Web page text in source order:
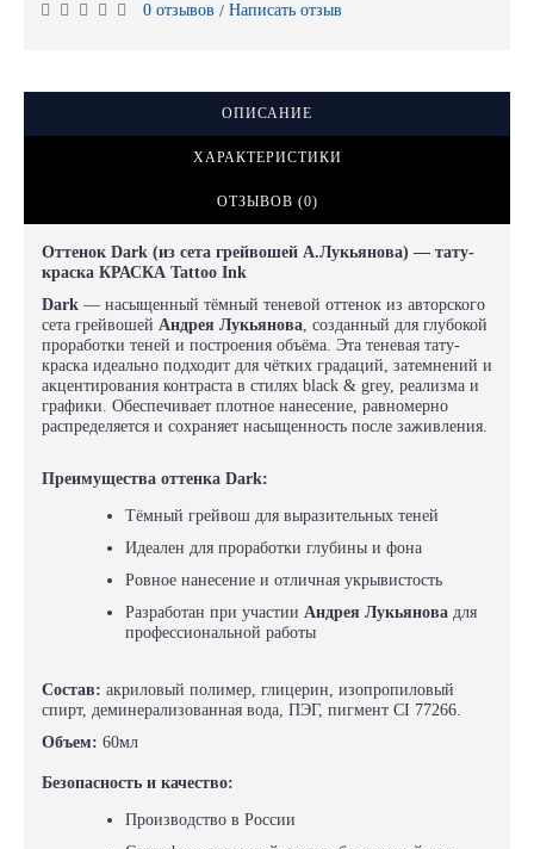
0 отзывов / Написать отзыв
ОПИСАНИЕ
ХАРАКТЕРИСТИКИ
ОТЗЫВОВ (0)
Оттенок Dark (из сета грейвошей А.Лукьянова) — тату-
краска КРАСКА Tattoo Ink
Dark — насыщенный тёмный теневой оттенок из авторского
сета грейвошей Андрея Лукьянова, созданный для глубокой
проработки теней и построения объёма. Эта теневая тату-
краска идеально подходит для чётких градаций, затемнений и
акцентирования контраста в стилях black & grey, реализма и
графики. Обеспечивает плотное нанесение, равномерно
распределяется и сохраняет насыщенность после заживления.
Преимущества оттенка Dark:
Тёмный грейвош для выразительных теней
Идеален для проработки глубины и фона
Ровное нанесение и отличная укрывистость
Разработан при участии Андрея Лукьянова для
профессиональной работы
Состав: акриловый полимер, глицерин, изопропиловый
спирт, деминерализованная вода, ПЭГ, пигмент CI 77266.
Объем: 60мл
Безопасность и качество:
Производство в России